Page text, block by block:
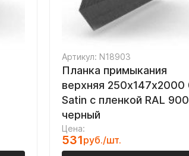
Артикул: N18903
Планка примыкания
верхняя 250х147х2000
Satin с пленкой RAL
черный
Цена:
531руб./шт.